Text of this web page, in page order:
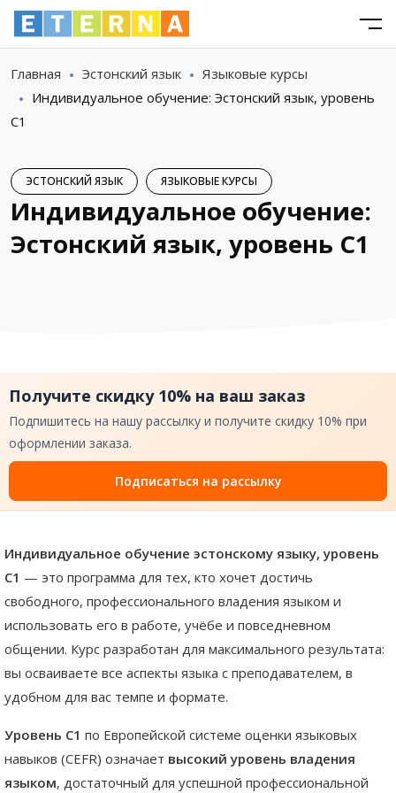
Главная Эстонский язык
Языковые курсы
Индивидуальное обучение: Эстонский язык, уровень
C1
ЭСТОНСКИЙ ЯЗЫК ЯЗЫКОВЫЕ КУРСЫ
Индивидуальное обучение:
Эстонский язык, уровень C1
Получите скидку 10% на ваш заказ
Подпишитесь на нашу рассылку и получите скидку 10% при
оформлении заказа.
Подписаться на рассылку
Индивидуальное обучение эстонскому языку, уровень
C1 — это программа для тех, кто хочет достичь
свободного, профессионального владения языком и
использовать его в работе, учёбе и повседневном
общении. Курс разработан для максимального результата:
вы осваиваете все аспекты языка с преподавателем, в
удобном для вас темпе и формате.
Уровень C1 по Европейской системе оценки языковых
навыков (CEFR) означает высокий уровень владения
языком, достаточный для успешной профессиональной